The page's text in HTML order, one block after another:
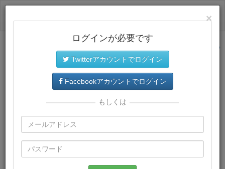
サイトトップに戻る
プレミアム会員では、教材がダウンロードでき、快適な動画
再生環境が提供されます。
×
ログインが必要です
Twitterアカウントでログイン
Facebookアカウントでログイン
もしくは